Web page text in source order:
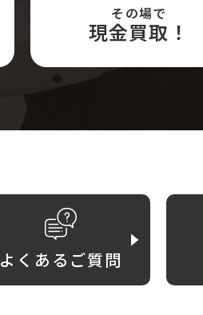
その場で
現金買取！
よくあるご質問